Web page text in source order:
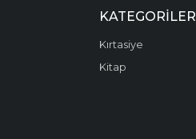
KATEGORILER
Kırtasiye
Kitap